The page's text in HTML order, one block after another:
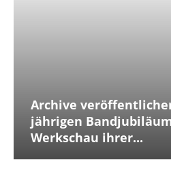
Archive
jährigen
Werkschau ihrer...